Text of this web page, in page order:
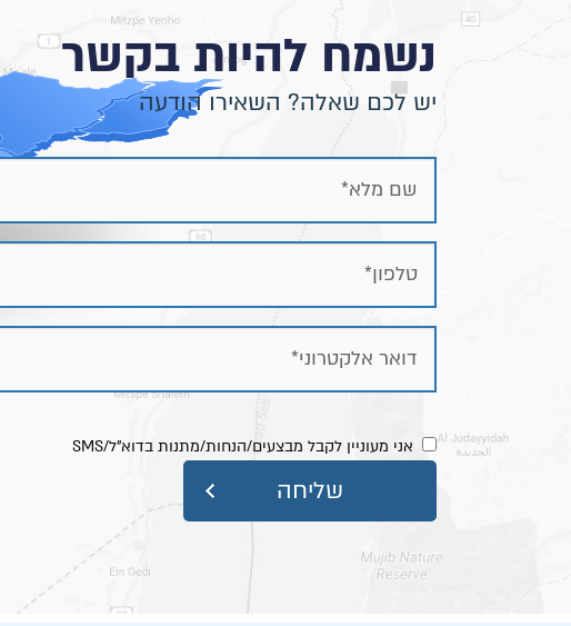
נשמח להיות בקשר
יש לכם שאלה? השאירו הודעה
אני מעוניין לקבל מבצעים/הנחות/מתנות בדוא"ל/SMS